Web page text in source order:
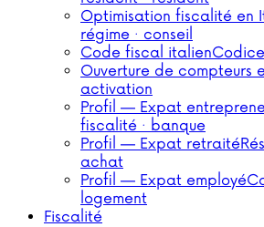
Optimisation fiscalité en
régime · conseil
Code fiscal italien
Ouverture de compteurs
activation
Profil — Expat
fiscalité · banque
Profil — Expat retraité
achat
Profil — Expat employé
logement
Fiscalité